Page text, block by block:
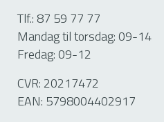
Tlf.: 87 59 77 77
Mandag til torsdag: 09-14
Fredag: 09-12
CVR: 20217472
EAN: 5798004402917